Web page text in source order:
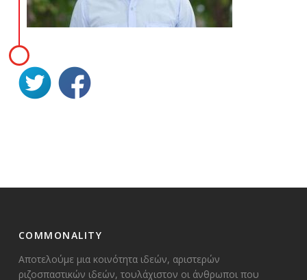
COMMONALITY
Αποτελούμε μια κοινότητα ιδεών, αριστερών
ριζοσπαστικών ιδεών, τουλάχιστον οι άνθρωποι που